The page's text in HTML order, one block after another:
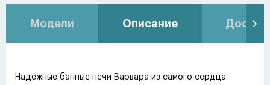
Модели Описание
Надежные банные печи Варвара из самого сердца